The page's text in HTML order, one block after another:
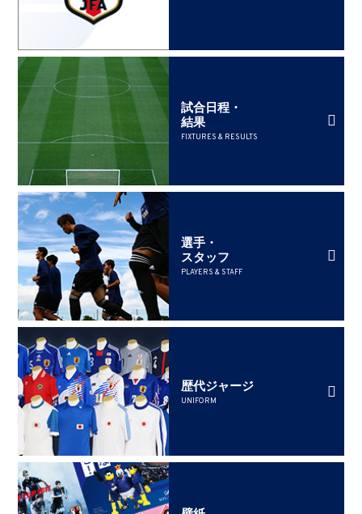
試合日程・
結果
FIXTURES & RESULTS
選手・
スタッフ
PLAYERS & STAFF
歴代ジャージ
UNIFORM